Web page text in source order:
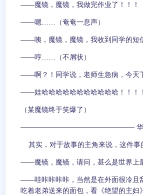
——魔镜，魔镜，我做完作业了！！！
——嗯……（奄奄一息声）
——咦，魔镜，魔镜，我收到同学的短
——哼……（不屑状）
——啊？！同学说，老师生急病，今天
——娃哈哈哈哈哈哈哈哈哈哈哈！！！！
（某魔镜终于笑爆了）
其实，对于故事的主角来说，这件事
——魔镜，魔镜，请问，甚么是世界上
——哇咔咔咔咔，当然是在外面很冷且
吃着老弟送来的面包，看《绝望的主妇